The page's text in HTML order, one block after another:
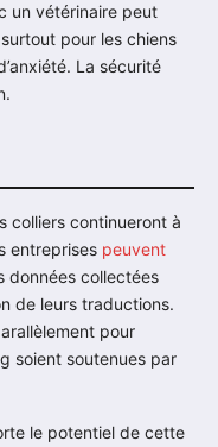
un vétérinaire peut
pour les chiens
La sécurité
colliers continueront à
entreprises peuvent
données collectées
de leurs traductions.
pour
soient soutenues par
le potentiel de cette